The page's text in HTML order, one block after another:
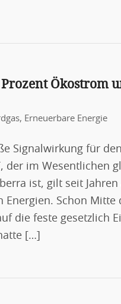
Ökostrom
, Erneuerbare Energie
Signalwirkung für
der im Wesentlichen
ist, gilt seit
Energien. Schon Mitte
die feste gesetzlich
[…]